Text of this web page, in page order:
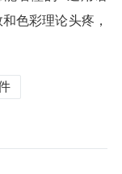
色彩理论头疼，